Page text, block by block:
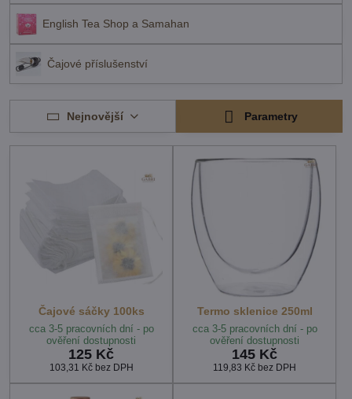
English Tea Shop a Samahan
Čajové příslušenství
Nejnovější Parametry
Čajové sáčky 100ks
cca 3-5 pracovních dní - po
ověření dostupnosti
125 Kč
103,31 Kč bez DPH
Termo sklenice 250ml
cca 3-5 pracovních dní - po
ověření dostupnosti
145 Kč
119,83 Kč bez DPH